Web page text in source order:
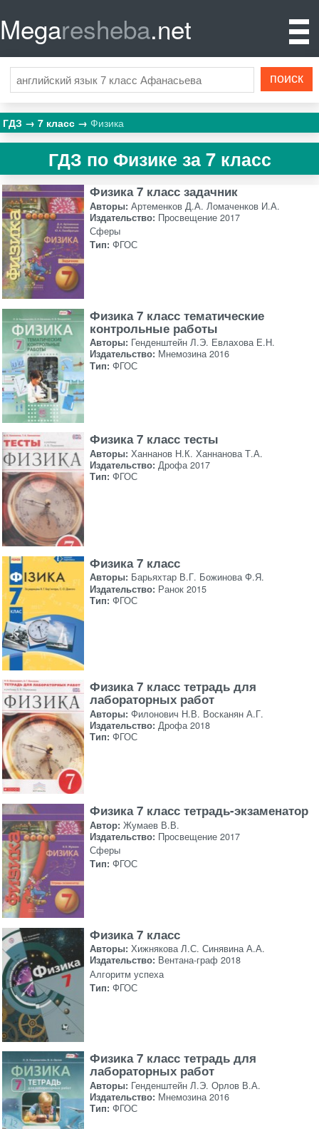
Megaresheba.net
ГДЗ 7 класс Физика
ГДЗ по Физике за 7 класс
Физика 7 класс задачник
Авторы: Артеменков Д.А. Ломаченков И.А.
Издательство: Просвещение 2017
Сферы
Тип: ФГОС
Физика 7 класс тематические
контрольные работы
Авторы: Генденштейн Л.Э. Евлахова Е.Н.
Издательство: Мнемозина 2016
Тип: ФГОС
Физика 7 класс тесты
Авторы: Ханнанов Н.К. Ханнанова Т.А.
Издательство: Дрофа 2017
Тип: ФГОС
Физика 7 класс
Авторы: Барьяхтар В.Г. Божинова Ф.Я.
Издательство: Ранок 2015
Тип: ФГОС
Физика 7 класс тетрадь для
лабораторных работ
Авторы: Филонович Н.В. Восканян А.Г.
Издательство: Дрофа 2018
Тип: ФГОС
Физика 7 класс тетрадь-экзаменатор
Автор: Жумаев В.В.
Издательство: Просвещение 2017
Сферы
Тип: ФГОС
Физика 7 класс
Авторы: Хижнякова Л.С. Синявина А.А.
Издательство: Вентана-граф 2018
Алгоритм успеха
Тип: ФГОС
Физика 7 класс тетрадь для
лабораторных работ
Авторы: Генденштейн Л.Э. Орлов В.А.
Издательство: Мнемозина 2016
Тип: ФГОС